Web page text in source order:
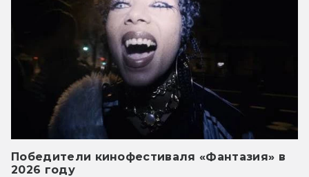
Победители кинофестиваля «Фантазия» в
2026 году